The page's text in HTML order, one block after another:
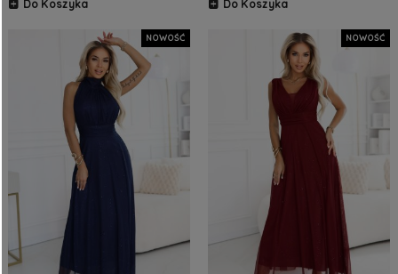
Do Koszyka Do Koszyka
NOWOŚĆ NOWOŚĆ